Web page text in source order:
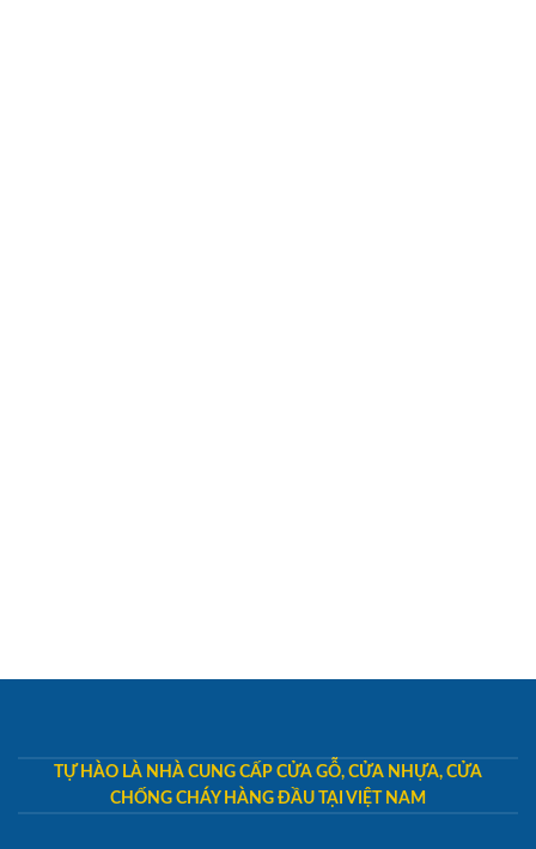
TỰ HÀO LÀ NHÀ CUNG CẤP CỬA GỖ, CỬA NHỰA, CỬA
CHỐNG CHÁY HÀNG ĐẦU TẠI VIỆT NAM